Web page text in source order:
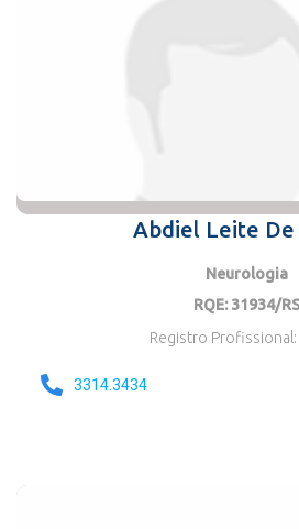
Abdiel Leite De
Neurologia
RQE: 31934/RS
Registro
3314.3434